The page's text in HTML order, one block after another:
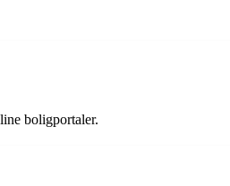
boligportaler.